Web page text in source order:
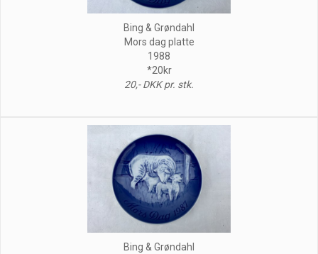
Bing & Grøndahl
Mors dag platte
1988
*20kr
20,- DKK pr. stk.
Bing & Grøndahl